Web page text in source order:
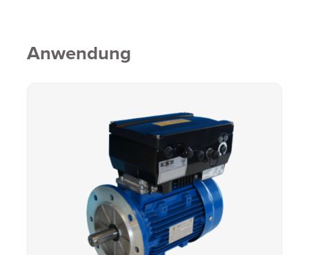
Anwendung